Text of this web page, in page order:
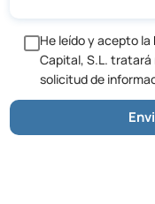
He leído y acepto la
Capital, S.L.
solicitud de